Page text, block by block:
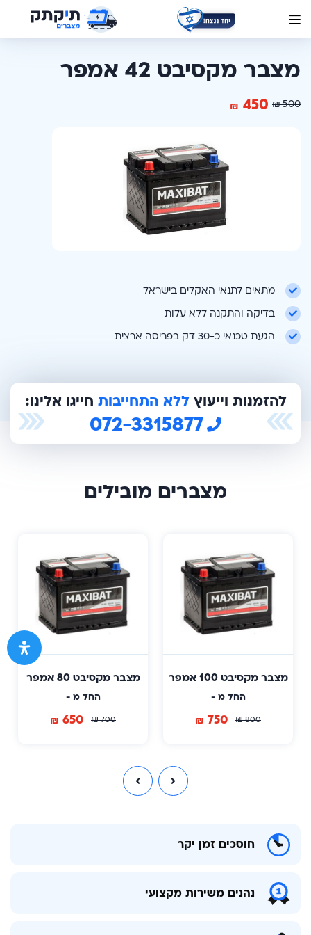
מצבר מקסיבט 42 אמפר
500
₪
450
₪
מתאים לתנאי האקלים בישראל
בדיקה והתקנה ללא עלות
הגעת טכנאי כ-30 דק בפריסה ארצית
להזמנות וייעוץללא התחייבות חייגו אלינו:
072-3315877
מצברים מובילים
מצבר מקסיבט 100 אמפר
החל מ -
800
₪
750
₪
מצבר מקסיבט 80 אמפר
החל מ -
700
₪
650
₪
חוסכים זמן יקר
נהנים משירות מקצועי